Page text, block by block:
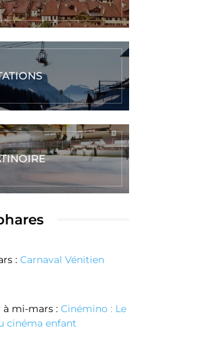
: Carnaval Vénitien
à mi-mars : Cinémino : Le
cinéma enfant